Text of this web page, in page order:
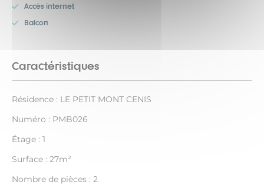
Accès internet
Balcon
Caractéristiques
Résidence : LE PETIT MONT CENIS
Numéro : PMB026
Étage : 1
Surface : 27m²
Nombre de pièces : 2